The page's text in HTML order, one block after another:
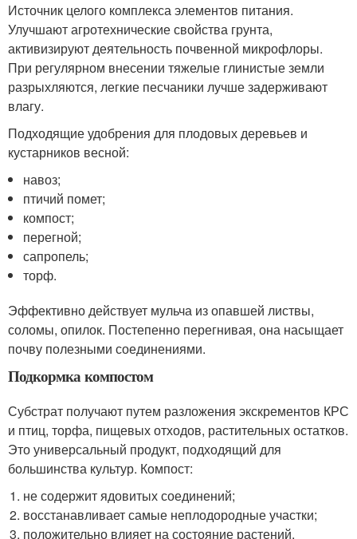
Источник целого комплекса элементов питания.
Улучшают агротехнические свойства грунта,
активизируют деятельность почвенной микрофлоры.
При регулярном внесении тяжелые глинистые земли
разрыхляются, легкие песчаники лучше задерживают
влагу.
Подходящие удобрения для плодовых деревьев и
кустарников весной:
навоз;
птичий помет;
компост;
перегной;
сапропель;
торф.
Эффективно действует мульча из опавшей листвы,
соломы, опилок. Постепенно перегнивая, она насыщает
почву полезными соединениями.
Подкормка компостом
Субстрат получают путем разложения экскрементов КРС
и птиц, торфа, пищевых отходов, растительных остатков.
Это универсальный продукт, подходящий для
большинства культур. Компост:
не содержит ядовитых соединений;
восстанавливает самые неплодородные участки;
положительно влияет на состояние растений.